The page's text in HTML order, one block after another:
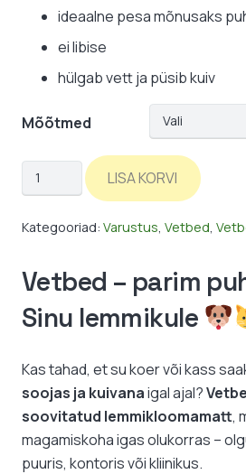
ideaalne pesa mõnusaks
ei libise
hülgab vett ja püsib kuiv
Mõõtmed
Vetbed:
tumepunane
/
LISA KORVI
Kategooriad: Varustus Vetbed
Vetbed – parim
Sinu lemmikule
Kas tahad, et su koer või kass
soojas ja kuivanaigal ajal?
soovitatud lemmikloomamatt,
magamiskoha igas olukorras –
puuris, kontoris või kliinikus.